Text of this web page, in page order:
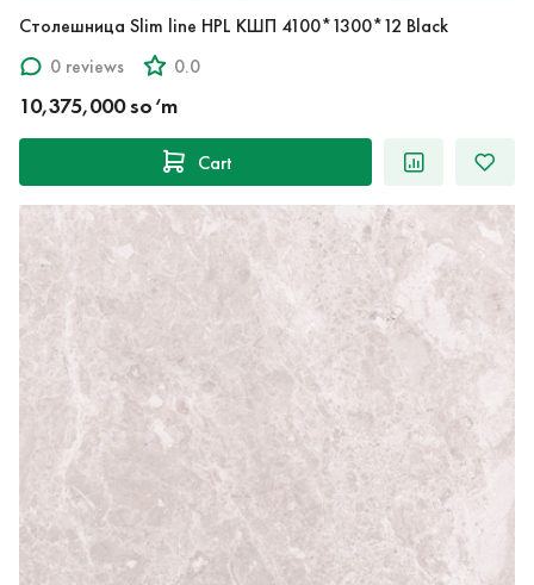
Столешница Slim line HPL КШП 4100*1300*12 Black
0 reviews
0.0
10,375,000 so‘m
Cart